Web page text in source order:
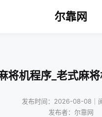
尔靠网
将机程序_老式麻
发布时间：2026-08-08｜
发布者：尔靠网